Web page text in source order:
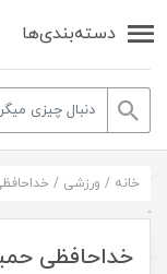
دسته‌بندی‌ها
خانه / ورزشی /
خداحافظی